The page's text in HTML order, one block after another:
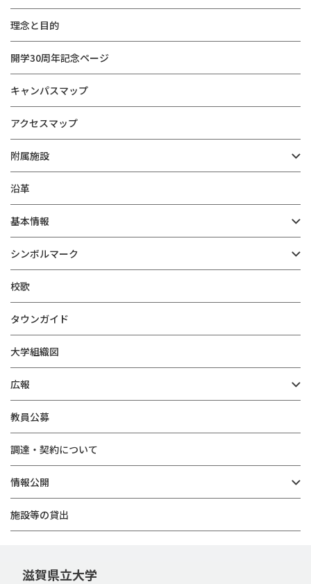
理念と目的
開学30周年記念ページ
キャンパスマップ
アクセスマップ
附属施設
沿革
基本情報
シンボルマーク
校歌
タウンガイド
大学組織図
広報
教員公募
調達・契約について
情報公開
施設等の貸出
滋賀県立大学